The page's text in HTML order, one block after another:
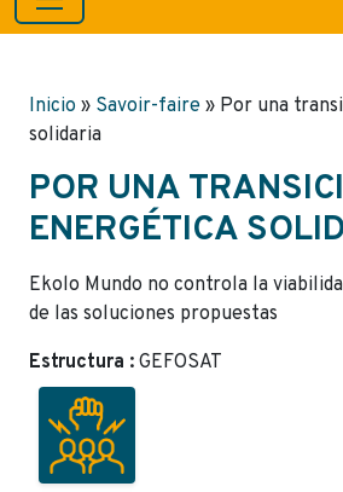
Inicio » Savoir-faire » Por una
solidaria
POR UNA
ENERGÉTICA
Ekolo Mundo no controla la
de las soluciones propuestas
Estructura : GEFOSAT